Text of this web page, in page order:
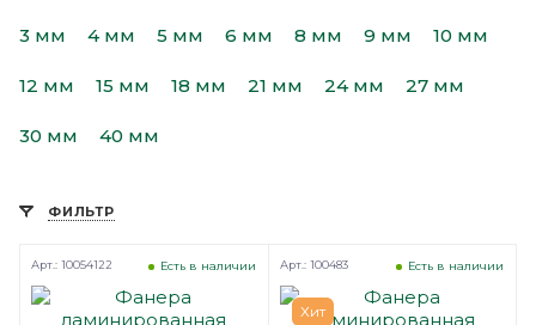
3 мм 4 мм 5 мм 6 мм 8 мм 9 мм 10 мм
12 мм 15 мм 18 мм 21 мм 24 мм 27 мм
30 мм 40 мм
ФИЛЬТР
Есть в наличии
Арт.: 10054122
Хит
Есть в наличии
Арт.: 100483